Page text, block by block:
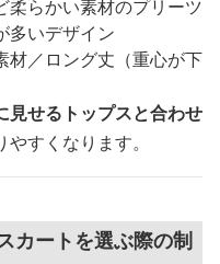
柔らかい素材のプリーツ
多いデザイン
材／ロング丈（重心が下
見せるトップスと合わせ
すくなります。
カートを選ぶ際の制